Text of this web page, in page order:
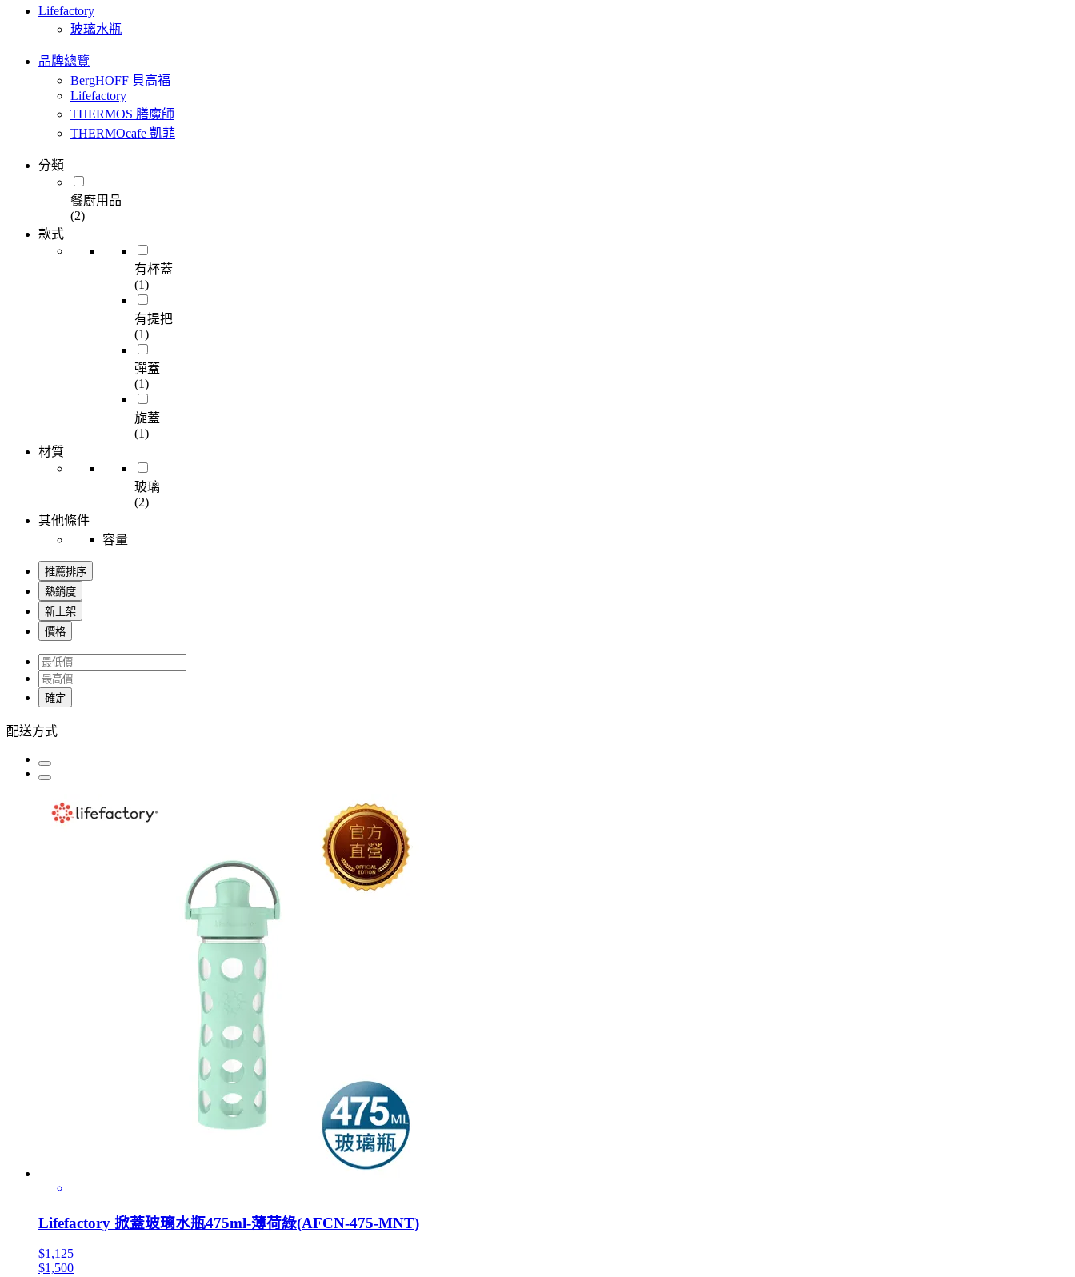
Lifefactory
玻璃水瓶
品牌總覽
BergHOFF 貝高福
Lifefactory
THERMOS 膳魔師
THERMOcafe 凱菲
分類
餐廚用品
(2)
款式
有杯蓋
(1)
有提把
(1)
彈蓋
(1)
旋蓋
(1)
材質
玻璃
(2)
其他條件
容量
推薦排序
熱銷度
新上架
價格
確定
配送方式
Lifefactory 掀蓋玻璃水瓶475ml-薄荷綠(AFCN-475-MNT)
$1,125
$1,500